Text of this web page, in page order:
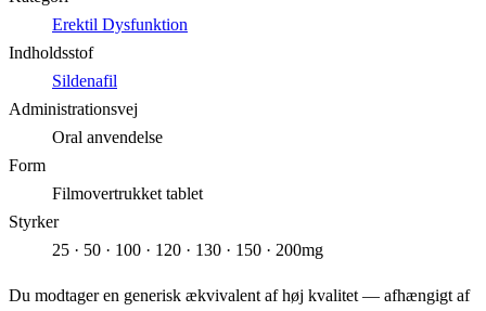
Erektil Dysfunktion
Indholdsstof
Sildenafil
Administrationsvej
Oral anvendelse
Form
Filmovertrukket tablet
Styrker
25 · 50 · 100 · 120 · 130 · 150 · 200mg
Du modtager en generisk ækvivalent af høj kvalitet — afhængigt af